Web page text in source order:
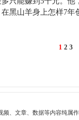
黑山羊身上怎样7年
1 2 3
、文章、数据等内容纯属